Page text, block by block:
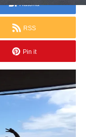
Hatena
RSS
Pin it